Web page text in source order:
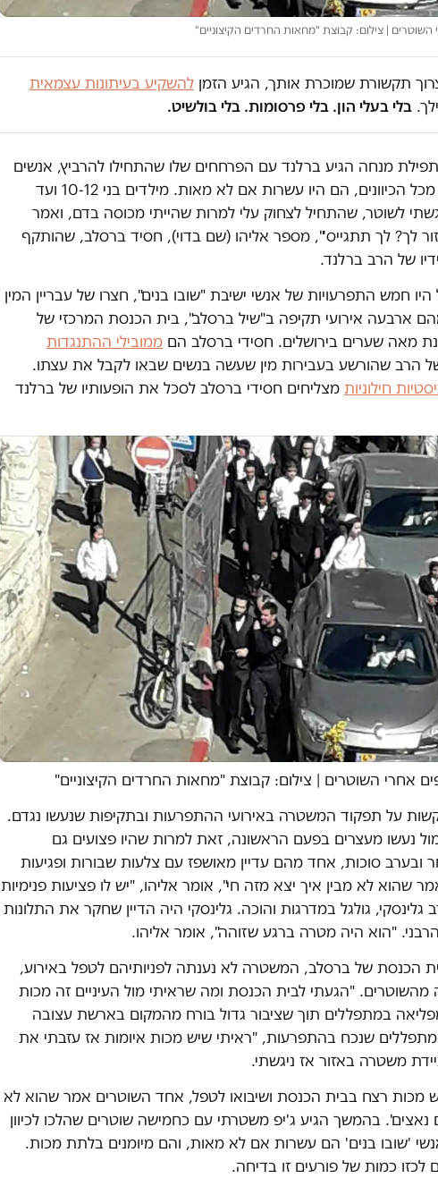
השוטרים | צילום: קבוצת "מחאות החרדים הקיצוניים"
תקשורת שמוכרת אותך, הגיע הזמן להשקיע בעיתונות עצמאית
בלי בעלי הון. בלי פרסומות. בלי בולשיט.
מנחה הגיע ברלנד עם הפרחחים שלו שהתחילו להרביץ, אנשים
חטפו מכות מכל הכיוונים, הם היו עשרות אם לא מאות. מילדים בני 10-12 ועד
לשוטר, שהתחיל לצחוק עלי למרות שהייתי מכוסה בדם, ואמר
לך? לך תתגייס'", מספר אליהו (שם בדוי), חסיד ברסלב, שהותקף
של הרב ברלנד.
היו חמש התפרעויות של אנשי ישיבת "שובו בנים", חצרו של עבריין המין
ארבעה אירועי תקיפה ב"שיל ברסלב", בית הכנסת המרכזי של
מאה שערים בירושלים. חסידי ברסלב הם ממובילי ההתנגדות
הרב שהורשע בעבירות מין שעשה בנשים שבאו לקבל את עצתו.
חילוניות מצליחים חסידי ברסלב לסכל את הופעותיו של ברלנד
אחרי השוטרים | צילום: קבוצת "מחאות החרדים הקיצוניים"
על תפקוד המשטרה באירועי ההתפרעות ובתקיפות שנעשו נגדם.
נעשו מעצרים בפעם הראשונה, זאת למרות שהיו פצועים גם
ובערב סוכות, אחד מהם עדיין מאושפז עם צלעות שבורות ופגיעות
שהוא לא מבין איך יצא מזה חי", אומר אליהו, "יש לו פציעות פנימיות
גולגל במדרגות והוכה. גלינסקי היה הדיין שחקר את התלונות
"הוא היה מטרה ברגע שזוהה", אומר אליהו.
הכנסת של ברסלב, המשטרה לא נענתה לפניותיהם לטפל באירוע,
"הגעתי לבית הכנסת ומה שראיתי מול העיניים זה מכות
במתפללים תוך שציבור גדול בורח מהמקום בארשת עצובה
שנכח בהתפרעות, "ראיתי שיש מכות איומות אז עזבתי את
משטרה באזור אז ניגשתי.
מכות רצח בבית הכנסת ושיבואו לטפל, אחד השוטרים אמר שהוא לא
נאצים'. בהמשך הגיע ג'יפ משטרתי עם כחמישה שוטרים שהלכו לכיוון
'שובו בנים' הם עשרות אם לא מאות, והם מיומנים בלתת מכות.
כמות של פורעים זו בדיחה.